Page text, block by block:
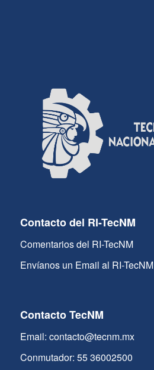
Contacto del RI-TecNM
Comentarios del RI-TecNM
Envíanos un Email al RI-TecNM
Contacto TecNM
Email: contacto@tecnm.mx
Conmutador: 55 36002500